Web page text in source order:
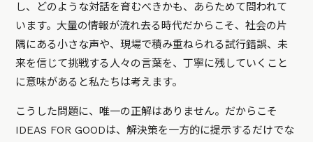
し、どのような対話を育むべきかも、あらためて問われて
います。大量の情報が流れ去る時代だからこそ、社会の片
隅にある小さな声や、現場で積み重ねられる試行錯誤、未
来を信じて挑戦する人々の言葉を、丁寧に残していくこと
に意味があると私たちは考えます。
こうした問題に、唯一の正解はありません。だからこそ
IDEAS FOR GOODは、解決策を一方的に提示するだけでな